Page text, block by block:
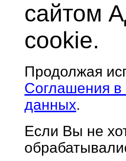
сайтом
cookie.
Продолжая
Соглашения в
данных.
Если Вы не